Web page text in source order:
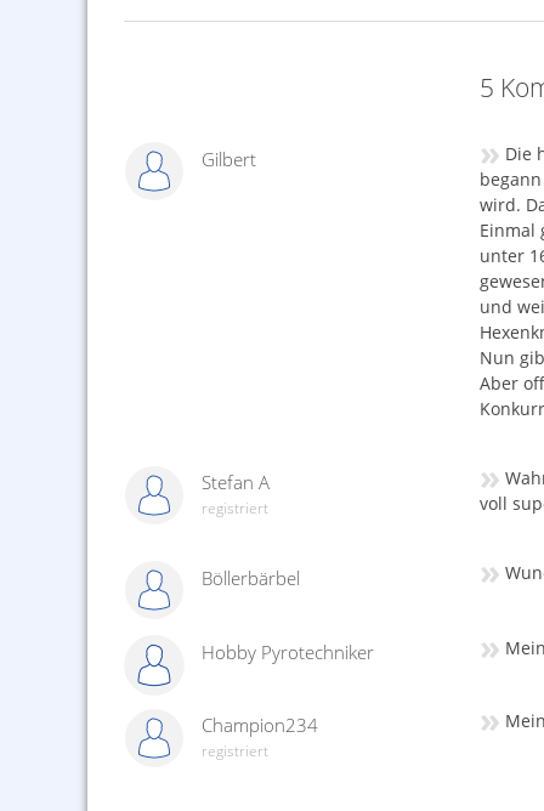
5
Gilbert » Die
wird.
Einmal
unter
und
Nun
Aber
Stefan A
registriert
»
voll
Böllerbärbel »
Hobby Pyrotechniker »
Champion234
registriert
»